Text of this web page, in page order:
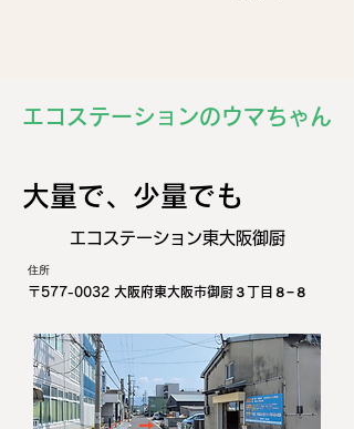
エコステーションのウマちゃん
​大量で、少量でも
エコステーション東大阪御厨
住所
〒577-0032 大阪府東大阪市御厨３丁目８−８